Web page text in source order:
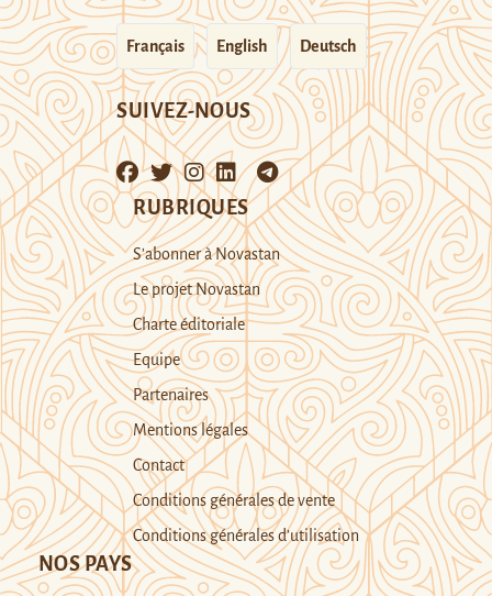
Français English Deutsch
SUIVEZ-NOUS
RUBRIQUES
S’abonner à Novastan
Le projet Novastan
Charte éditoriale
Equipe
Partenaires
Mentions légales
Contact
Conditions générales de vente
Conditions générales d’utilisation
NOS PAYS